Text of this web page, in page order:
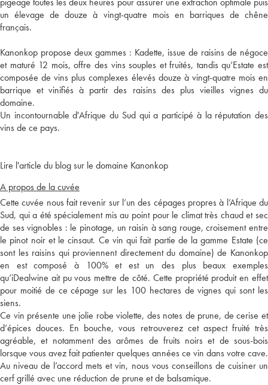
un élevage de douze à vingt-quatre mois en barriques de chêne
français.
Kanonkop propose deux gammes : Kadette, issue de raisins de négoce
et maturé 12 mois, offre des vins souples et fruités, tandis qu’Estate est
composée de vins plus complexes élevés douze à vingt-quatre mois en
barrique et vinifiés à partir des raisins des plus vieilles vignes du
domaine.
Un incontournable d'Afrique du Sud qui a participé à la réputation des
vins de ce pays.
Lire l'article du blog sur le domaine Kanonkop
A propos de la cuvée
Cette cuvée nous fait revenir sur l’un des cépages propres à l’Afrique du
Sud, qui a été spécialement mis au point pour le climat très chaud et sec
de ses vignobles : le pinotage, un raisin à sang rouge, croisement entre
le pinot noir et le cinsaut. Ce vin qui fait partie de la gamme Estate (ce
sont les raisins qui proviennent directement du domaine) de Kanonkop
en est composé à 100% et est un des plus beaux exemples
qu’iDealwine ait pu vous mettre de côté. Cette propriété produit en effet
pour moitié de ce cépage sur les 100 hectares de vignes qui sont les
siens.
Ce vin présente une jolie robe violette, des notes de prune, de cerise et
d’épices douces. En bouche, vous retrouverez cet aspect fruité très
agréable, et notamment des arômes de fruits noirs et de sous-bois
lorsque vous avez fait patienter quelques années ce vin dans votre cave.
Au niveau de l’accord mets et vin, nous vous conseillons de cuisiner un
cerf grillé avec une réduction de prune et de balsamique.